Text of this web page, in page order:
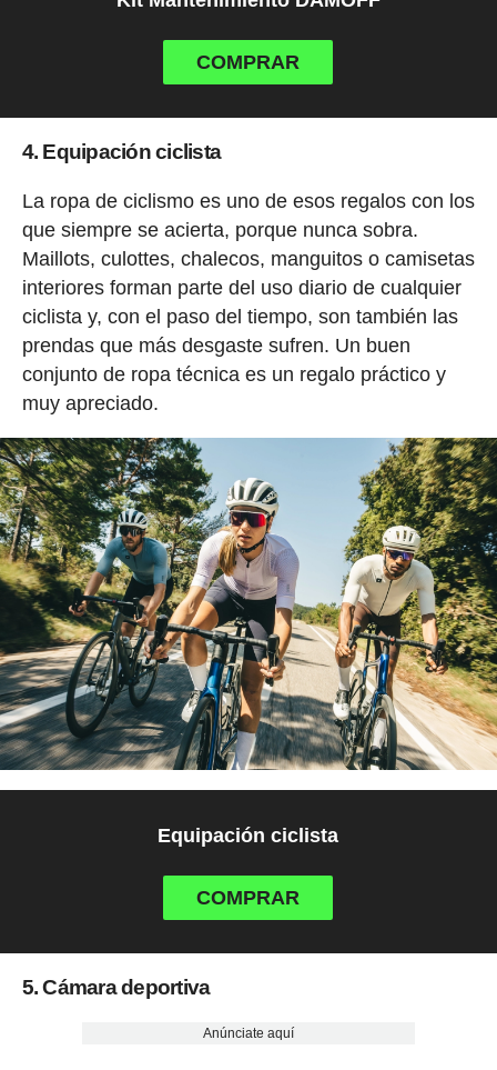
COMPRAR
4. Equipación ciclista
La ropa de ciclismo es uno de esos regalos con los
que siempre se acierta, porque nunca sobra.
Maillots, culottes, chalecos, manguitos o camisetas
interiores forman parte del uso diario de cualquier
ciclista y, con el paso del tiempo, son también las
prendas que más desgaste sufren. Un buen
conjunto de ropa técnica es un regalo práctico y
muy apreciado.
Equipación ciclista
COMPRAR
5. Cámara deportiva
Anúnciate aquí